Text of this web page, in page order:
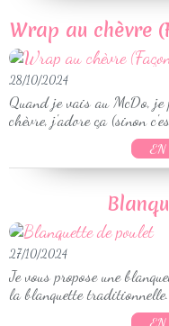
Wrap au chèvre
28/10/2024
Quand je vais au McDo, je
chèvre, j'adore ça (sinon
27/10/2024
Je vous propose une
la blanquette